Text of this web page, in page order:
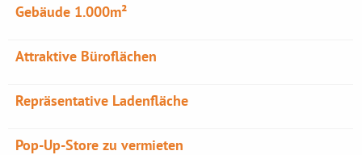
Gebäude 1.000m²
Attraktive Büroflächen
Repräsentative Ladenfläche
Pop-Up-Store zu vermieten